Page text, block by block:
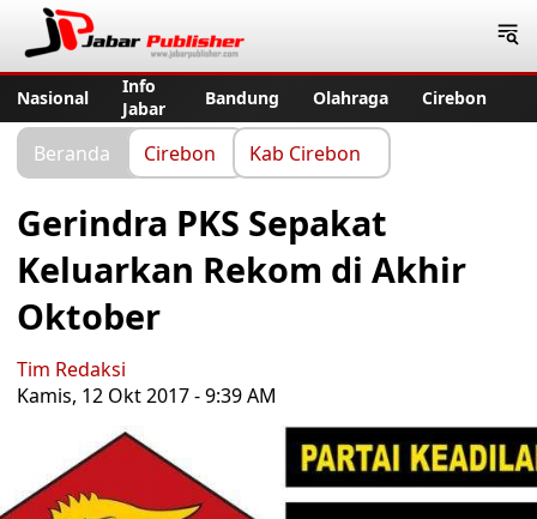
Nasional
Info
Jabar
Bandung Olahraga Cirebon
Beranda Cirebon Kab Cirebon
Gerindra PKS Sepakat
Keluarkan Rekom di Akhir
Oktober
Tim Redaksi
Kamis, 12 Okt 2017 - 9:39 AM